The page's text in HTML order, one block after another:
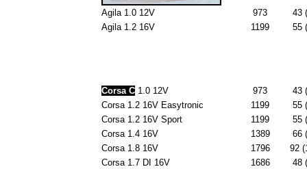
Agila 1.0 12V 973
43
Agila 1.2 16V
1199 55
Corsa C1.0 12V 973
43
Corsa 1.2 16V Easytronic
1199
55
Corsa 1.2 16V Sport
1199
55
Corsa 1.4 16V
1389
66
Corsa 1.8 16V
1796
92
Corsa 1.7 DI 16V
1686
48